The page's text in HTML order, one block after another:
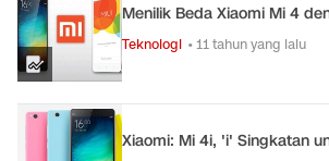
Menilik Beda Xiaomi Mi 4
Teknologi • 11 tahun yang lalu
Xiaomi: Mi 4i, 'i' Singkatan